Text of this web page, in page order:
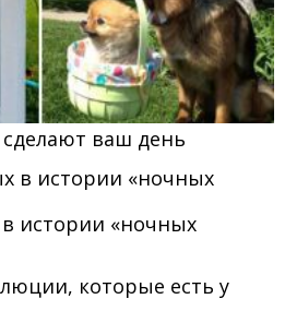
ваш день
истории «ночных